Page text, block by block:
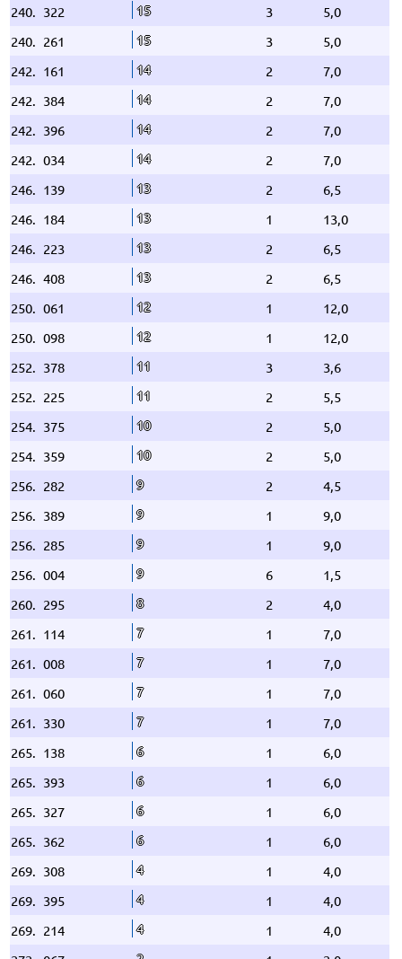
240. 322 15 3
5,0
240. 261 15 3
5,0
242. 161 14 2
7,0
242. 384 14 2
7,0
242. 396 14 2
7,0
242. 034 14 2
7,0
246. 139 13 2
6,5
246. 184 13 1
13,0
246. 223 13 2
6,5
246. 408 13 2
6,5
250. 061 12 1
12,0
250. 098 12 1
12,0
252. 378 11 3
3,6
252. 225 11 2
5,5
254. 375 10 2
5,0
254. 359 10 2
5,0
256. 282 9 2
4,5
256. 389 9 1
9,0
256. 285 9 1
9,0
256. 004 9 6
1,5
260. 295 8 2
4,0
261. 114 7 1
7,0
261. 008 7 1
7,0
261. 060 7 1
7,0
261. 330 7 1
7,0
265. 138 6 1
6,0
265. 393 6 1
6,0
265. 327 6 1
6,0
265. 362 6 1
6,0
269. 308 4 1
4,0
269. 395 4 1
4,0
269. 214 4 1
4,0